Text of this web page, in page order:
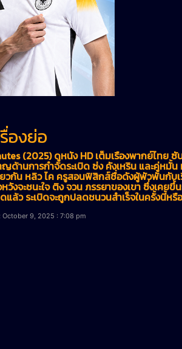
องย่อ
(2025) ดูหนัง HD เต็มเรื่องพากย์ไทย ซั
ญด้านการกำจัดระเบิด ซ่ง คังเหริน และคู่หมั้น
วกัน หลิว ไค ครูสอนฟิสิกส์ชื่อดังผู้พัวพันกับเ
วังจะชนะใจ ติง จวน ภรรยาของเขา ซึ่งเค
แล้ว ระเบิดจะถูกปลดชนวนสำเร็จในครั้งนี้ห
October 9, 2025 : 7:08 pm